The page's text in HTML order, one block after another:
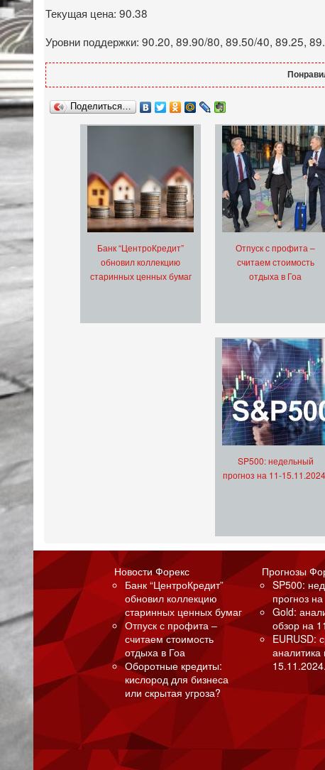
Текущая цена: 90.38
Уровни поддержки: 90.20, 89.90/80, 89.50/40, 89.25,
Поделиться…
Банк “ЦентроКредит”
обновил коллекцию
старинных ценных бумаг
Отпуск с профита –
считаем стоимость
отдыха в Гоа
SP500: недельный
прогноз на 11-
Новости Форекс
Банк “ЦентроКредит”
обновил коллекцию
старинных ценных бумаг
Отпуск с профита –
считаем стоимость
отдыха в Гоа
Оборотные кредиты:
кислород для бизнеса
или скрытая угроза?
Прогнозы
SP500:
прогноз
Gold:
обзор на
EURUSD:
15.11.2024.